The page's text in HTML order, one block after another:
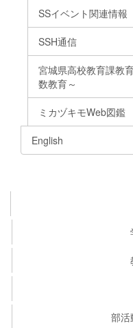
SSイベント関連情報
SSH通信
宮城県高校教育課教
数教育～
ミカヅキモWeb図鑑
English
部活